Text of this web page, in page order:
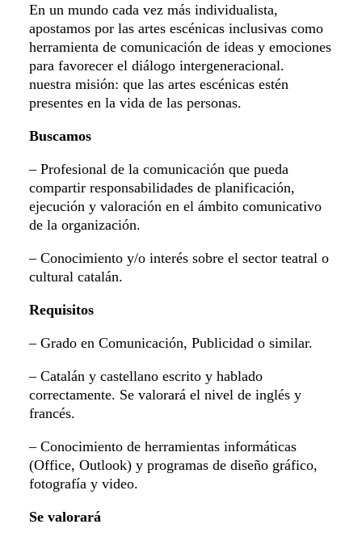
En un mundo cada vez más individualista,
apostamos por las artes escénicas inclusivas como
herramienta de comunicación de ideas y emociones
para favorecer el diálogo intergeneracional.
nuestra misión: que las artes escénicas estén
presentes en la vida de las personas.
Buscamos
– Profesional de la comunicación que pueda
compartir responsabilidades de planificación,
ejecución y valoración en el ámbito comunicativo
de la organización.
– Conocimiento y/o interés sobre el sector teatral o
cultural catalán.
Requisitos
– Grado en Comunicación, Publicidad o similar.
– Catalán y castellano escrito y hablado
correctamente. Se valorará el nivel de inglés y
francés.
– Conocimiento de herramientas informáticas
(Office, Outlook) y programas de diseño gráfico,
fotografía y video.
Se valorará